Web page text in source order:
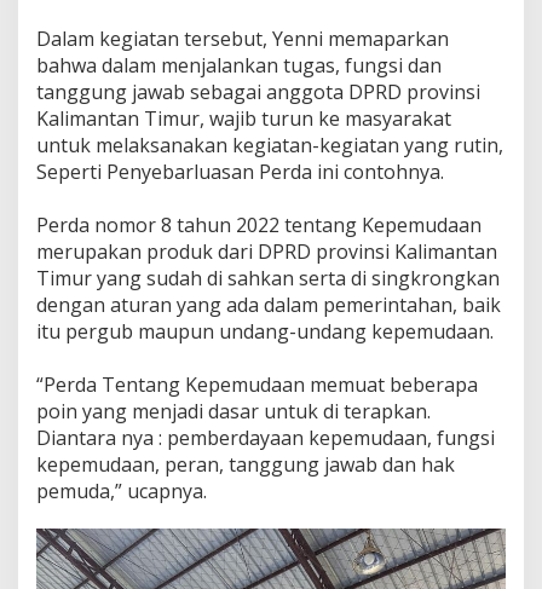
Dalam kegiatan tersebut, Yenni memaparkan
bahwa dalam menjalankan tugas, fungsi dan
tanggung jawab sebagai anggota DPRD provinsi
Kalimantan Timur, wajib turun ke masyarakat
untuk melaksanakan kegiatan-kegiatan yang rutin,
Seperti Penyebarluasan Perda ini contohnya.
Perda nomor 8 tahun 2022 tentang Kepemudaan
merupakan produk dari DPRD provinsi Kalimantan
Timur yang sudah di sahkan serta di singkrongkan
dengan aturan yang ada dalam pemerintahan, baik
itu pergub maupun undang-undang kepemudaan.
“Perda Tentang Kepemudaan memuat beberapa
poin yang menjadi dasar untuk di terapkan.
Diantara nya : pemberdayaan kepemudaan, fungsi
kepemudaan, peran, tanggung jawab dan hak
pemuda,” ucapnya.